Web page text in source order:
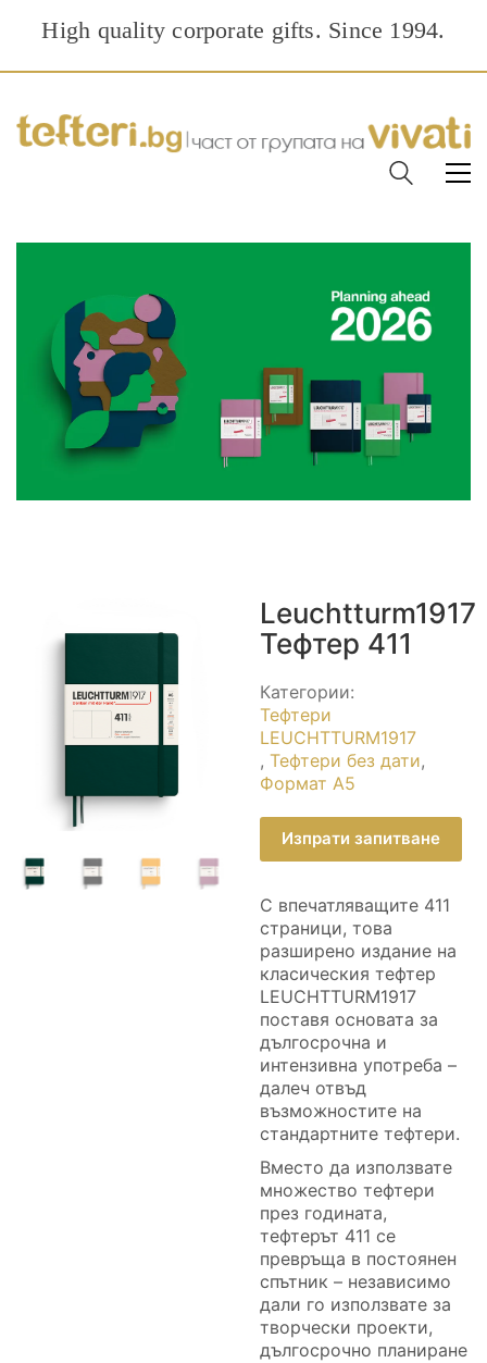
High quality corporate gifts. Since 1994.
Leuchtturm1917
Тефтер 411
Категории:
Тефтери
LEUCHTTURM1917
, Тефтери без дати,
Формат А5
Изпрати запитване
С впечатляващите 411
страници, това
разширено издание на
класическия тефтер
LEUCHTTURM1917
поставя основата за
дългосрочна и
интензивна употреба –
далеч отвъд
възможностите на
стандартните тефтери.
Вместо да използвате
множество тефтери
през годината,
тефтерът 411 се
превръща в постоянен
спътник – независимо
дали го използвате за
творчески проекти,
дългосрочно планиране